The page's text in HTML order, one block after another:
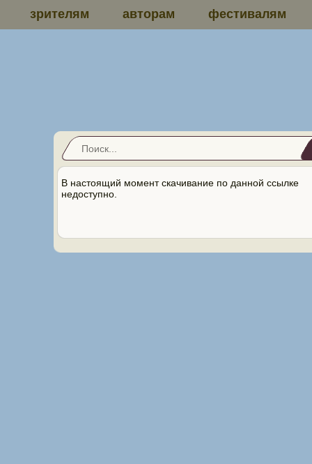
зрителям авторам фестивалям
В настоящий момент скачивание по данной ссылке
недоступно.